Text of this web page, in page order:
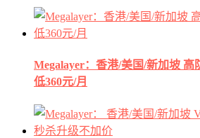
Megalayer：香港/美国/新加坡 高
低360元/月